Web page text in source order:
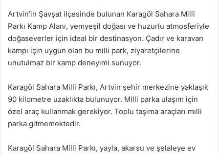
Artvin’in Şavşat ilçesinde bulunan Karagöl Sahara Milli
Parkı Kamp Alanı, yemyeşil doğası ve huzurlu atmosferiyle
doğaseverler için ideal bir destinasyon. Çadır ve karavan
kampı için uygun olan bu milli park, ziyaretçilerine
unutulmaz bir kamp deneyimi sunuyor.
Karagöl Sahara Milli Parkı, Artvin şehir merkezine yaklaşık
90 kilometre uzaklıkta bulunuyor. Milli parka ulaşım için
özel araç kullanmak gerekiyor. Toplu taşıma araçları milli
parka gitmemektedir.
Karagöl Sahara Milli Parkı, yayla, akarsu ve şelaleye ev